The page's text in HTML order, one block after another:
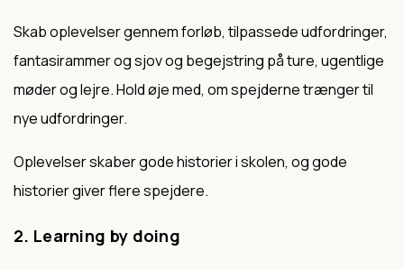
Skab oplevelser gennem forløb, tilpassede udfordringer,
fantasirammer og sjov og begejstring på ture, ugentlige
møder og lejre. Hold øje med, om spejderne trænger til
nye udfordringer.
Oplevelser skaber gode historier i skolen, og gode
historier giver flere spejdere.
2. Learning by doing